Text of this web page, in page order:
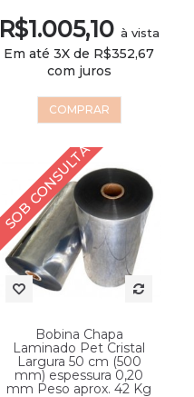
R$1.005,10 à vista
Em até 3X de R$352,67
com juros
COMPRAR
SOB CONSULTA
Bobina Chapa
Laminado Pet Cristal
Largura 50 cm (500
mm) espessura 0,20
mm Peso aprox. 42 Kg